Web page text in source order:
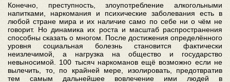
Конечно, преступность, злоупотребление алкогольными
напитками, наркомания и психические заболевания есть в
любой стране мира и их наличие само по себе ни о чём не
говорит. Но динамика их роста и масштаб распространения
способны сказать о многом. После достижения определённого
уровня социальная болезнь становится фактически
неизлечимой, а нагрузка на общество и государство
невыносимой. 100 тысяч наркоманов ещё возможно если не
вылечить, то, по крайней мере, изолировать, предотвратив
тем самым дальнейшее вовлечение ими людей в